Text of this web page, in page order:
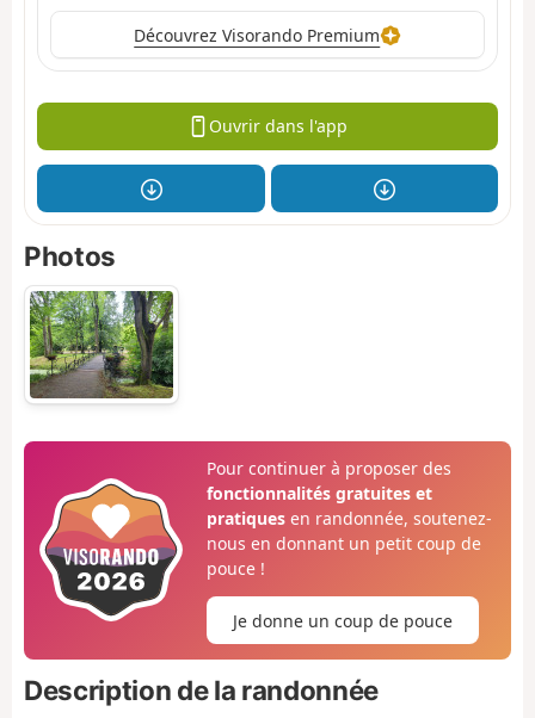
Découvrez Visorando Premium
Ouvrir dans l'app
Photos
Pour continuer à proposer des
fonctionnalités gratuites et
pratiquesen randonnée, soutenez-
nous en donnant un petit coup de
pouce !
Je donne un coup de pouce
Description de la randonnée